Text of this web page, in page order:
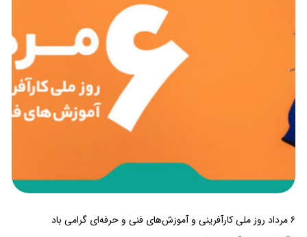
۶ مرداد روز ملی کارآفرینی و آموزش‌های فنی و حرفه‌ای گرامی باد